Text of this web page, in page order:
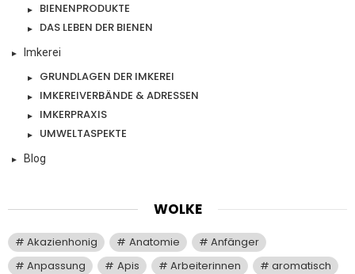
BIENENPRODUKTE
DAS LEBEN DER BIENEN
Imkerei
GRUNDLAGEN DER IMKEREI
IMKEREIVERBÄNDE & ADRESSEN
IMKERPRAXIS
UMWELTASPEKTE
Blog
WOLKE
Akazienhonig Anatomie
Anfänger
Anpassung
Apis Arbeiterinnen
aromatisch